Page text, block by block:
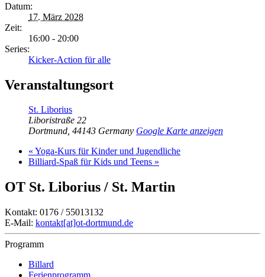
Datum:
17. März 2028
Zeit:
16:00 - 20:00
Series:
Kicker-Action für alle
Veranstaltungsort
St. Liborius
Liboristraße 22
Dortmund, 44143 Germany Google Karte anzeigen
« Yoga-Kurs für Kinder und Jugendliche
Billiard-Spaß für Kids und Teens »
OT St. Liborius / St. Martin
Kontakt: 0176 / 55013132
E-Mail: kontakt[at]ot-dortmund.de
Programm
Billard